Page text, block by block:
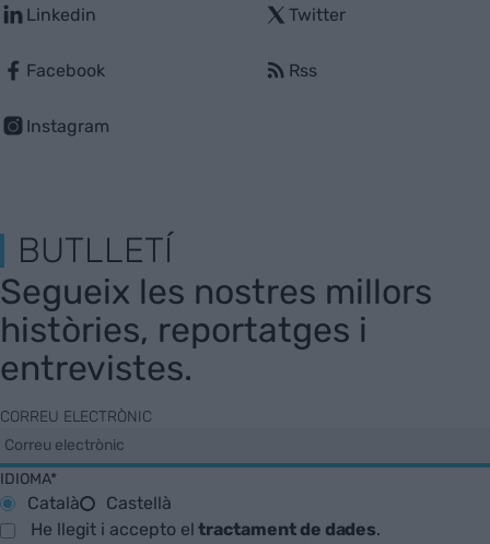
Linkedin
Facebook
Instagram
Twitter
Rss
BUTLLETÍ
Segueix les nostres millors
històries, reportatges i
entrevistes.
CORREU ELECTRÒNIC
IDIOMA*
Català
Castellà
He llegit i accepto eltractament de dades.